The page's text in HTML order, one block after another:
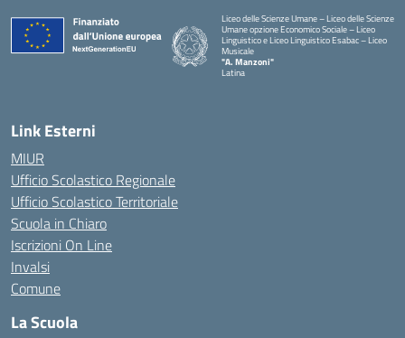
Liceo delle Scienze Umane – Liceo delle Scienze
Umane opzione Economico Sociale – Liceo
Linguistico e Liceo Linguistico Esabac – Liceo
Musicale
"A. Manzoni"
Latina
Link Esterni
MIUR
Ufficio Scolastico Regionale
Ufficio Scolastico Territoriale
Scuola in Chiaro
Iscrizioni On Line
Invalsi
Comune
La Scuola